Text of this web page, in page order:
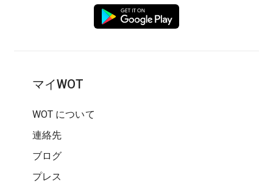
マイWOT
WOT について
連絡先
ブログ
プレス